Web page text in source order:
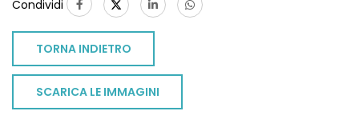
Condividi
TORNA INDIETRO
SCARICA LE IMMAGINI